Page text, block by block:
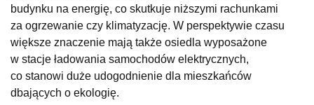
budynku na energię, co skutkuje niższymi rachunkami
za ogrzewanie czy klimatyzację. W perspektywie czasu
większe znaczenie mają także osiedla wyposażone
w stacje ładowania samochodów elektrycznych,
co stanowi duże udogodnienie dla mieszkańców
dbających o ekologię.